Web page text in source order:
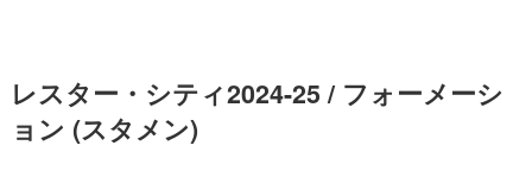
レスター・シティ2024-25 / フォーメーシ
ョン (スタメン)